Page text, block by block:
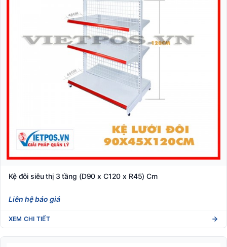
Kệ đôi siêu thị 3 tầng (D90 x C120 x R45) Cm
Liên hệ báo giá
XEM CHI TIẾT